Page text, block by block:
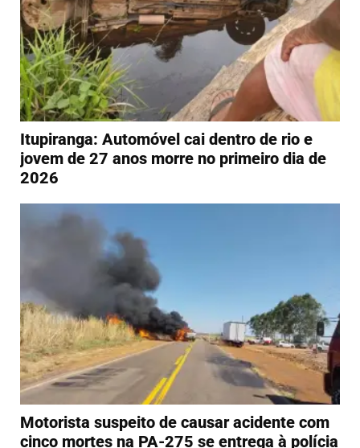
Itupiranga: Automóvel cai dentro de rio e
jovem de 27 anos morre no primeiro dia de
2026
Motorista suspeito de causar acidente com
cinco mortes na PA-275 se entrega à polícia